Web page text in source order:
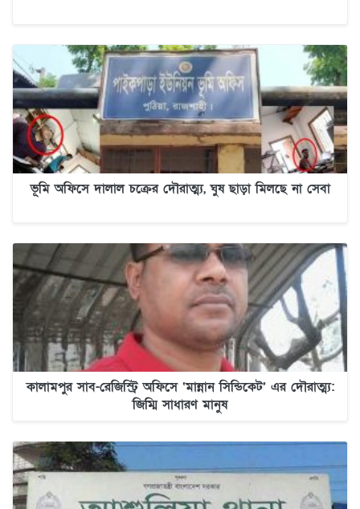
ভূমি অফিসে দালাল চক্রের দৌরাত্ম্য, ঘুষ ছাড়া মিলছে না সেবা
কালামপুর সাব-রেজিস্ট্রি অফিসে ‘মান্নান সিন্ডিকেট’ এর দৌরাত্ম্য:
জিম্মি সাধারণ মানুষ